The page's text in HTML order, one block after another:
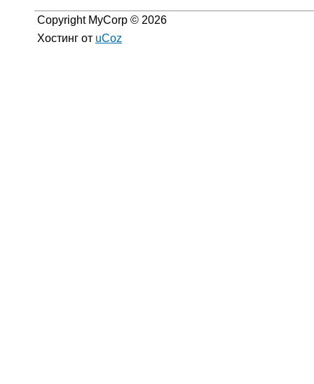
Copyright MyCorp © 2026
Хостинг от uCoz